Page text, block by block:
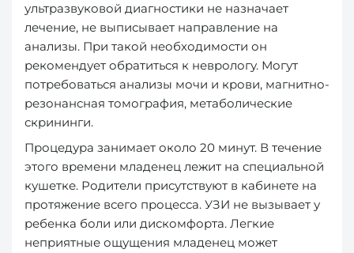
ультразвуковой диагностики не назначает
лечение, не выписывает направление на
анализы. При такой необходимости он
рекомендует обратиться к неврологу. Могут
потребоваться анализы мочи и крови, магнитно-
резонансная томография, метаболические
скрининги.
Процедура занимает около 20 минут. В течение
этого времени младенец лежит на специальной
кушетке. Родители присутствуют в кабинете на
протяжение всего процесса. УЗИ не вызывает у
ребенка боли или дискомфорта. Легкие
неприятные ощущения младенец может